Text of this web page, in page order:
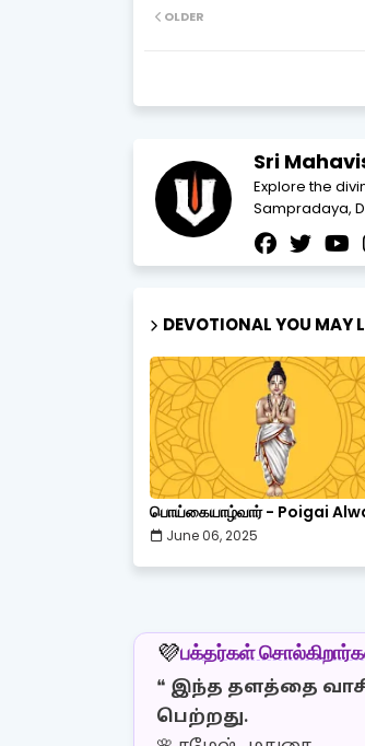
OLDER
Sri
Explore the
Sampradaya,
DEVOTIONAL YOU MAY
பொய்கையாழ்வார் - Poigai
June 06, 2025
💜பக்தர்கள்
❝ இந்த தளத்தை
பெற்றது.